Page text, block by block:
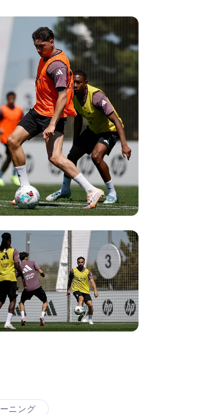
ニング